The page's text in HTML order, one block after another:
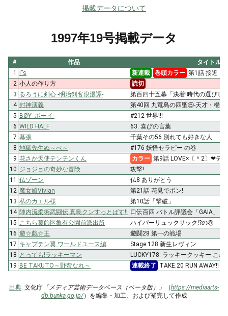
掲載データについて
1997年19号掲載データ
# 作品
タイトル
1 I”s 新連載 巻頭カラー 第1話 接近
2 小人の作り方
読切
3 るろうに剣心 -明治剣客浪漫譚-
第百四十五幕「決着!時代の選びし
4 封神演義
第40回 九竜島の四聖⑤-天才・楊戩-
5 BØY -ボーイ-
#212 世界!!!
6 WILD HALF
63. 喜びの言葉
7 幕張
千葉その56 別れても好きな人
8 地獄先生ぬ～べ～
#176 妖怪セラピー の巻
9 花さか天使テンテンくん カラー 第9話 LOVE×〔＾2〕❤テ
10 ジョジョの奇妙な冒険
攻撃!
11 仏ゾーン
仏8 ありがとう
12 魔女娘Vivian
第21話 花見でポン!
13 私のカエル様
第10話「撃破」
14 陣内流柔術武闘伝 真島クンすっとばす!! 口伝百四 バトル評議会「GAIA」
15
こちら葛飾区亀有公園前派出所
ハイパーリュックサック!?の巻
16 遊☆戯☆王
遊闘28 第一の戦場
17 キャプテン翼 ワールドユース編
Stage.128 新生レヴィン
18 とっても!ラッキーマン
LUCKY178: ラッキークッキー こ
19 BE TAKUTO～野蛮なれ～ 連載終了 TAKE.20 RUN AWAY!!
出典: 文化庁 「メディア芸術データベース（ベータ版）」 （https://mediaarts-
db.bunka.go.jp/）を編集・加工、および補完して作成